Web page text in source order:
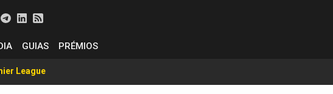
GUIAS PRÉMIOS
League